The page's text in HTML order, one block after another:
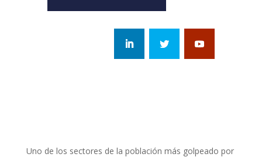
Uno de los sectores de la población más golpeado por